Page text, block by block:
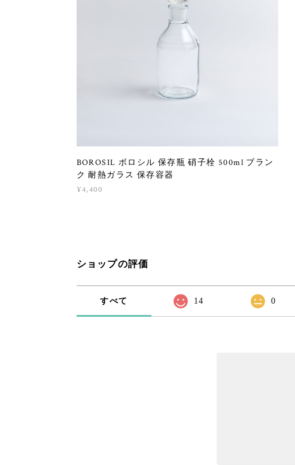
BOROSIL ボロシル 保存瓶 硝子栓 500ml ブラン
ク 耐熱ガラス 保存容器
¥4,400
ショップの評価
すべて 14 0